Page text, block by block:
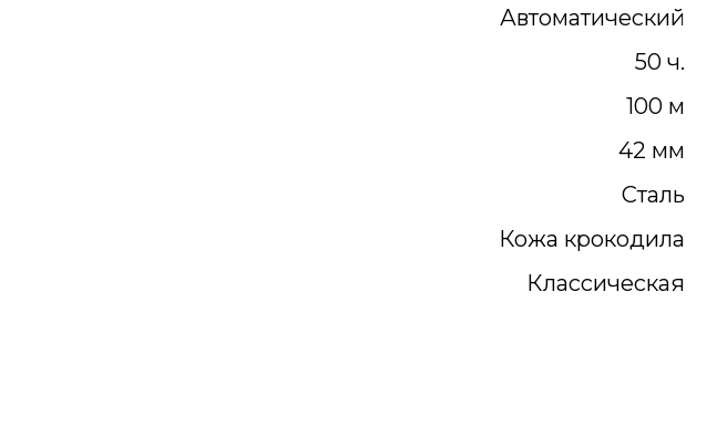
Автоматический
50 ч.
100 м
42 мм
Сталь
Кожа крокодила
Классическая